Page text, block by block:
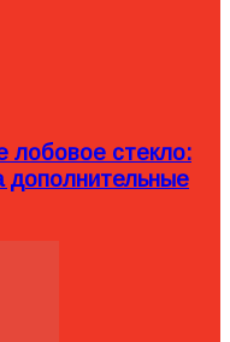
стекло:
дополнительные